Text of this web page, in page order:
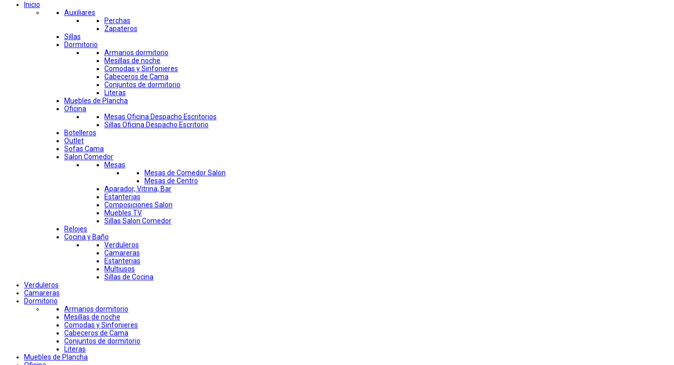
Inicio
Auxiliares
Perchas
Zapateros
Sillas
Dormitorio
Armarios dormitorio
Mesillas de noche
Comodas y Sinfonieres
Cabeceros de Cama
Conjuntos de dormitorio
Literas
Muebles de Plancha
Oficina
Mesas Oficina Despacho Escritorios
Sillas Oficina Despacho Escritorio
Botelleros
Outlet
Sofas Cama
Salon Comedor
Mesas
Mesas de Comedor Salon
Mesas de Centro
Aparador, Vitrina, Bar
Estanterias
Composiciones Salon
Muebles TV
Sillas Salon Comedor
Relojes
Cocina y Baño
Verduleros
Camareras
Estanterias
Multiusos
Sillas de Cocina
Verduleros
Camareras
Dormitorio
Armarios dormitorio
Mesillas de noche
Comodas y Sinfonieres
Cabeceros de Cama
Conjuntos de dormitorio
Literas
Muebles de Plancha